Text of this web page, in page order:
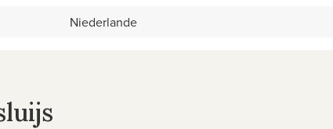
Niederlande